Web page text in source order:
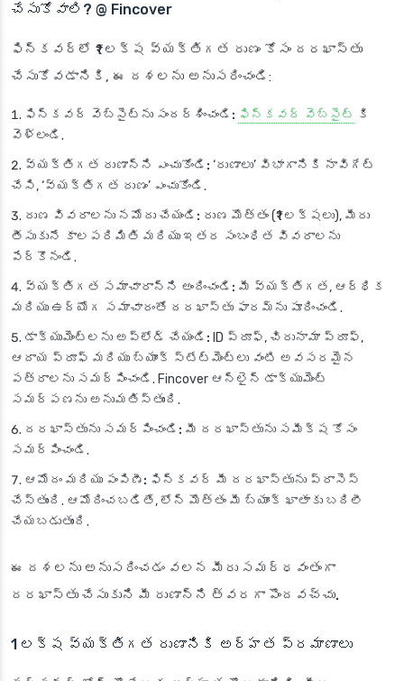
చేసుకోవాలి? @ Fincover
ఫిన్‌కవర్‌లో ₹1 లక్ష వ్యక్తిగత రుణం కోసం దరఖాస్తు
చేసుకోవడానికి, ఈ దశలను అనుసరించండి:
ఫిన్‌కవర్ వెబ్‌సైట్‌ను సందర్శించండి: ఫిన్‌కవర్ వెబ్‌సైట్ కి
వెళ్లండి.
వ్యక్తిగత రుణాన్ని ఎంచుకోండి: ‘రుణాలు’ విభాగానికి నావిగేట్
చేసి, ‘వ్యక్తిగత రుణం’ ఎంచుకోండి.
రుణ వివరాలను నమోదు చేయండి: రుణ మొత్తం (₹1 లక్షలు), మీరు
తీసుకునే కాలపరిమితి మరియు ఇతర సంబంధిత వివరాలను
పేర్కొనండి.
వ్యక్తిగత సమాచారాన్ని అందించండి: మీ వ్యక్తిగత, ఆర్థిక
మరియు ఉద్యోగ సమాచారంతో దరఖాస్తు ఫారమ్‌ను పూరించండి.
డాక్యుమెంట్లను అప్‌లోడ్ చేయండి: ID ప్రూఫ్, చిరునామా ప్రూఫ్,
ఆదాయ ప్రూఫ్ మరియు బ్యాంక్ స్టేట్‌మెంట్‌లు వంటి అవసరమైన
పత్రాలను సమర్పించండి. Fincover ఆన్‌లైన్ డాక్యుమెంట్
సమర్పణను అనుమతిస్తుంది.
దరఖాస్తును సమర్పించండి: మీ దరఖాస్తును సమీక్ష కోసం
సమర్పించండి.
ఆమోదం మరియు పంపిణీ: ఫిన్‌కవర్ మీ దరఖాస్తును ప్రాసెస్
చేస్తుంది. ఆమోదించబడితే, లోన్ మొత్తం మీ బ్యాంక్ ఖాతాకు బదిలీ
చేయబడుతుంది.
ఈ దశలను అనుసరించడం వలన మీరు సమర్ధవంతంగా
దరఖాస్తు చేసుకుని మీ రుణాన్ని త్వరగా పొందవచ్చు.
1 లక్ష వ్యక్తిగత రుణానికి అర్హత ప్రమాణాలు